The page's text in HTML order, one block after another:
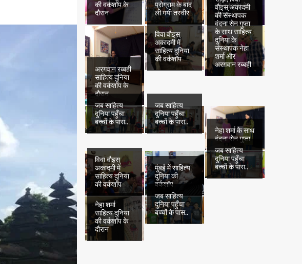
की वर्कशॉप के
दौरान
प्रोग्राम के बाद
ली गयी तस्वीर
की वर्कशॉप के
दौरान
अरग़वान रब्बही
साहित्य दुनिया
की वर्कशॉप के
दौरान
विवा वौइस्
अकादमी में
साहित्य दुनिया
की वर्कशॉप
वौइस् अकादमी
की संस्थापक
वंदना सेन गुप्ता
के साथ साहित्य
दुनिया के
संस्थापक नेहा
शर्मा और
अरग़वान रब्बही
जब साहित्य
दुनिया पहुँचा
बच्चों के पास..
जब साहित्य
दुनिया पहुँचा
बच्चों के पास..
नेहा शर्मा के साथ
वंदना सेन गुप्ता
विवा वौइस्
अकादमी में
साहित्य दुनिया
की वर्कशॉप
मुंबई में साहित्य
दुनिया की
वर्कशॉप
जब साहित्य
दुनिया पहुँचा
बच्चों के पास..
नेहा शर्मा
साहित्य दुनिया
की वर्कशॉप के
दौरान
जब साहित्य
दुनिया पहुँचा
बच्चों के पास..